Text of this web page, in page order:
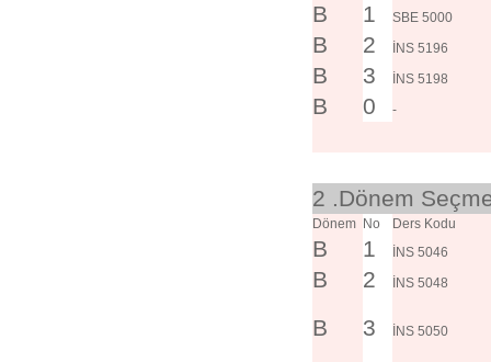
B 1 SBE 5000
B 2 İNS 5196
B 3 İNS 5198
B 0 -
2 .Dönem
Dönem No Ders Kodu
B 1 İNS 5046
B 2 İNS 5048
B 3 İNS 5050